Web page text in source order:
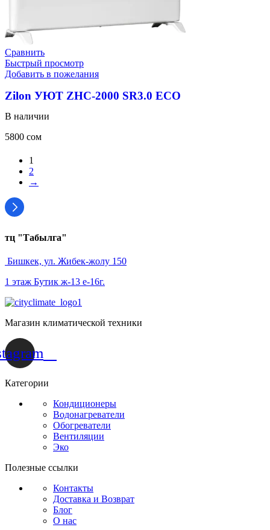
Сравнить
Быстрый просмотр
Добавить в пожелания
Zilon УЮТ ZHC-2000 SR3.0 ECO
В наличии
5800 сом
1
2
→
тц "Табылга"
Бишкек, ул. Жибек-жолу 150
1 этаж Бутик ж-13 е-16г.
Магазин климатической техники
Категории
Кондиционеры
Водонагреватели
Обогреватели
Вентиляции
Эко
Полезные ссылки
Контакты
Доставка и Возврат
Блог
О нас